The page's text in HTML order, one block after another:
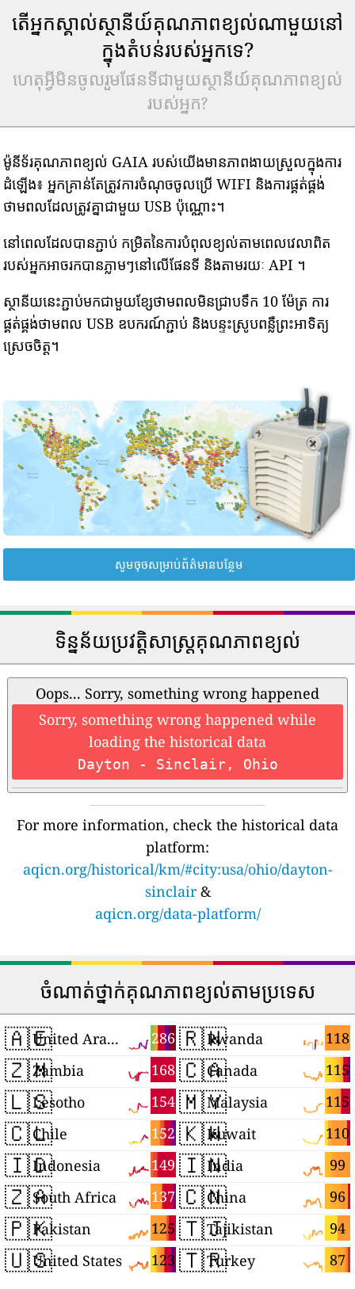
តើអ្នកស្គាល់ស្ថានីយ៍គុណភាពខ្យល់ណាមួយនៅ
ក្នុងតំបន់របស់អ្នកទេ?
ហេតុអ្វីមិនចូលរួមផែនទីជាមួយស្ថានីយ៍គុណភាពខ្យល់
របស់អ្នក?
ម៉ូនីទ័រគុណភាពខ្យល់ GAIA របស់យើងមានភាពងាយស្រួលក្នុងការ
ដំឡើង៖ អ្នកគ្រាន់តែត្រូវការចំណុចចូលប្រើ WIFI និងការផ្គត់ផ្គង់
ថាមពលដែលត្រូវគ្នាជាមួយ USB ប៉ុណ្ណោះ។
នៅពេលដែលបានភ្ជាប់ កម្រិតនៃការបំពុលខ្យល់តាមពេលវេលាពិត
របស់អ្នកអាចរកបានភ្លាមៗនៅលើផែនទី និងតាមរយៈ API ។
ស្ថានីយនេះភ្ជាប់មកជាមួយខ្សែថាមពលមិនជ្រាបទឹក 10 ម៉ែត្រ ការ
ផ្គត់ផ្គង់ថាមពល USB ឧបករណ៍ភ្ជាប់ និងបន្ទះស្រូបពន្លឺព្រះអាទិត្យ
ស្រេចចិត្ត។
សូមចុចសម្រាប់ព័ត៌មានបន្ថែម
ទិន្នន័យប្រវត្តិសាស្រ្តគុណភាពខ្យល់
Oops... Sorry, something wrong happened
Sorry, something wrong happened while
loading the historical data
Dayton - Sinclair, Ohio
For more information, check the historical data
platform:
aqicn.org/historical/km/#city:usa/ohio/dayton-
sinclair&
aqicn.org/data-platform/
ចំណាត់ថ្នាក់គុណភាពខ្យល់តាមប្រទេស
🇦🇪 286
United Arab Emirates
🇿🇲 168
Zambia
🇱🇸 154
Lesotho
🇨🇱 152
Chile
🇮🇩 149
Indonesia
🇿🇦 137
South Africa
🇵🇰 125
Pakistan
🇺🇸 123
United States
🇷🇼 118
Rwanda
🇨🇦 115
Canada
🇲🇾 115
Malaysia
🇰🇼 110
Kuwait
🇮🇳 99
India
🇨🇳 96
China
🇹🇯 94
Tajikistan
🇹🇷 87
Turkey